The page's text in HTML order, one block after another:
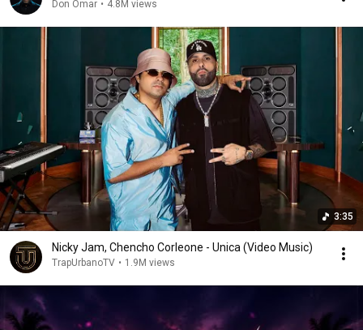
Don Omar • 4.8M views
3:35
Nicky Jam, Chencho Corleone - Unica (Video Music)
TrapUrbanoTV • 1.9M views